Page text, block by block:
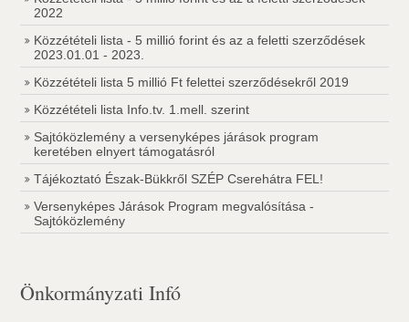
2022
Közzétételi lista - 5 millió forint és az a feletti szerződések
2023.01.01 - 2023.
Közzétételi lista 5 millió Ft felettei szerződésekről 2019
Közzétételi lista Info.tv. 1.mell. szerint
Sajtóközlemény a versenyképes járások program
keretében elnyert támogatásról
Tájékoztató Észak-Bükkről SZÉP Cserehátra FEL!
Versenyképes Járások Program megvalósítása -
Sajtóközlemény
Önkormányzati Infó